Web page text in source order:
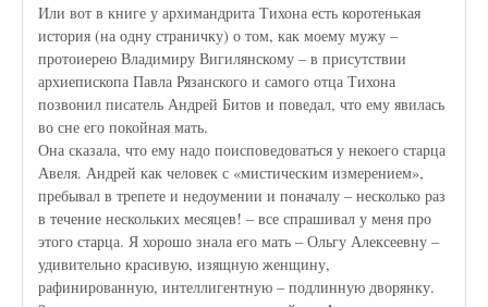
Или вот в книге у архимандрита Тихона есть коротенькая
история (на одну страничку) о том, как моему мужу –
протоиерею Владимиру Вигилянскому – в присутствии
архиепископа Павла Рязанского и самого отца Тихона
позвонил писатель Андрей Битов и поведал, что ему явилась
во сне его покойная мать.
Она сказала, что ему надо поисповедоваться у некоего старца
Авеля. Андрей как человек с «мистическим измерением»,
пребывал в трепете и недоумении и поначалу – несколько раз
в течение нескольких месяцев! – все спрашивал у меня про
этого старца. Я хорошо знала его мать – Ольгу Алексеевну –
удивительно красивую, изящную женщину,
рафинированную, интеллигентную – подлинную дворянку.